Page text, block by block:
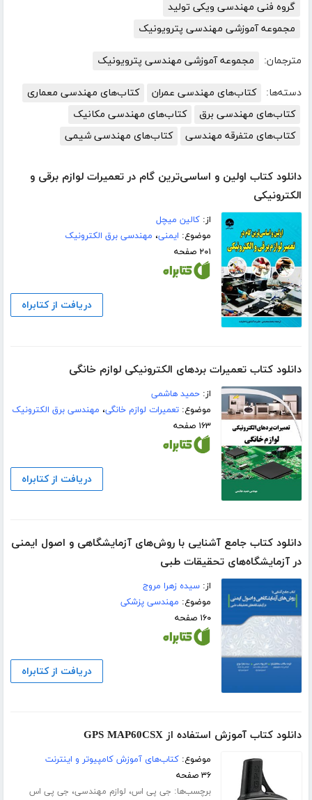
گروه فنی مهندسی ویکی تولید
مجموعه آموزشی مهندسی پترویونیک
مترجمان: مجموعه آموزشی مهندسی پترویونیک
دسته‌ها: کتاب‌های مهندسی عمران
کتاب‌های مهندسی معماری
کتاب‌های مهندسی برق
کتاب‌های مهندسی مکانیک
کتاب‌های متفرقه مهندسی
کتاب‌های مهندسی شیمی
دانلود کتاب اولین و اساسی‌ترین گام در تعمیرات لوازم برقی و
الکترونیکی
از:کالین میچل
موضوع: ایمنی، مهندسی برق الکترونیک
۲۰۱ صفحه
دریافت از کتابراه
دانلود کتاب تعمیرات بردهای الکترونیکی لوازم خانگی
از:حمید هاشمی
موضوع:تعمیرات لوازم خانگی، مهندسی برق الکترونیک
۱۶۳ صفحه
دریافت از کتابراه
دانلود کتاب جامع آشنایی با روش‌های آزمایشگاهی و اصول ایمنی
در آزمایشگاه‌های تحقیقات طبی
از:سیده زهرا مروج
موضوع: مهندسی پزشکی
۱۶۰ صفحه
دریافت از کتابراه
دانلود کتاب آموزش استفاده از GPS MAP60CSX
موضوع:کتاب‌های آموزش کامپیوتر و اینترنت
۳۶ صفحه
برچسب‌ها: جی پی اس، لوازم مهندسی، جی پی اس